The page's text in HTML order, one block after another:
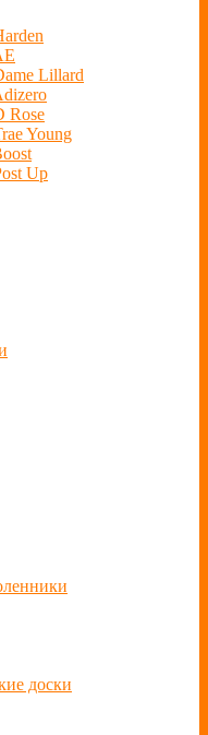
Lillard
Rose
Young
Up
доски